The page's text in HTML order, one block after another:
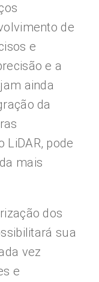
de
e
e a
ainda
da
LiDAR, pode
mais
dos
sua
vez
e